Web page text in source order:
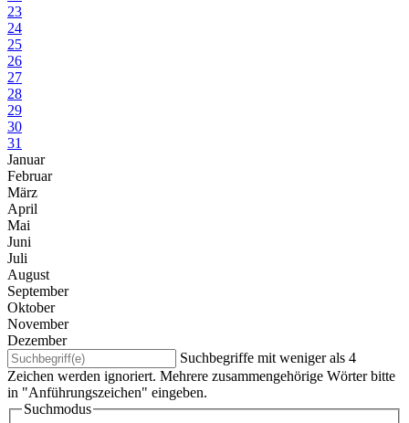
23
24
25
26
27
28
29
30
31
Januar
Februar
März
April
Mai
Juni
Juli
August
September
Oktober
November
Dezember
Suchbegriffe mit weniger als 4
Zeichen werden ignoriert. Mehrere zusammengehörige Wörter bitte
in "Anführungszeichen" eingeben.
Suchmodus